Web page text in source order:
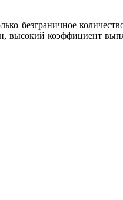
безграничное
высокий коэффициент